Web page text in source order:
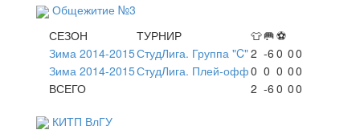
Общежитие №3
СЕЗОН
ТУРНИР 👕🥅⚽
Зима 2014-2015СтудЛига. Группа "C"2 -6 0 00
Зима 2014-2015СтудЛига. Плей-офф0 0 0 00
ВСЕГО
2 -6 0 00
КИТП ВлГУ